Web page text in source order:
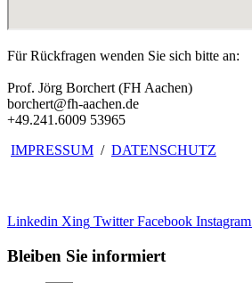
Für Rückfragen wenden Sie sich bitte an:
Prof. Jörg Borchert (FH Aachen)
borchert@fh-aachen.de
+49.241.6009 53965
IMPRESSUM / DATENSCHUTZ
Linkedin Xing Twitter Facebook Instagram
Bleiben Sie informiert